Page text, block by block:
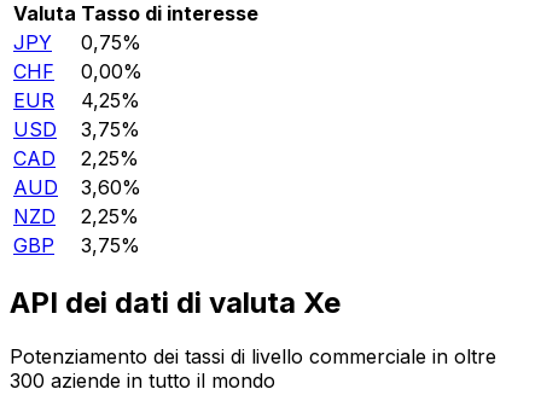
Valuta Tasso di interesse
JPY
0,75%
CHF
0,00%
EUR
4,25%
USD
3,75%
CAD
2,25%
AUD
3,60%
NZD
2,25%
GBP
3,75%
API dei dati di valuta Xe
Potenziamento dei tassi di livello commerciale in oltre
300 aziende in tutto il mondo